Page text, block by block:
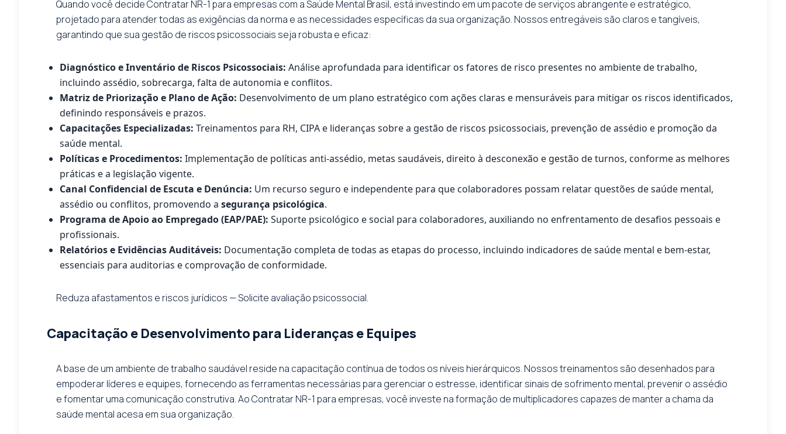
Quando você decide Contratar NR-1 para empresas com a Saúde Mental Brasil, está investindo em um pacote de serviços abrangente e estratégico,
projetado para atender todas as exigências da norma e as necessidades específicas da sua organização. Nossos entregáveis são claros e tangíveis,
garantindo que sua gestão de riscos psicossociais seja robusta e eficaz:
Diagnóstico e Inventário de Riscos Psicossociais: Análise aprofundada para identificar os fatores de risco presentes no ambiente de trabalho,
incluindo assédio, sobrecarga, falta de autonomia e conflitos.
Matriz de Priorização e Plano de Ação: Desenvolvimento de um plano estratégico com ações claras e mensuráveis para mitigar os riscos identificados,
definindo responsáveis e prazos.
Capacitações Especializadas: Treinamentos para RH, CIPA e lideranças sobre a gestão de riscos psicossociais, prevenção de assédio e promoção da
saúde mental.
Políticas e Procedimentos: Implementação de políticas anti-assédio, metas saudáveis, direito à desconexão e gestão de turnos, conforme as melhores
práticas e a legislação vigente.
Canal Confidencial de Escuta e Denúncia: Um recurso seguro e independente para que colaboradores possam relatar questões de saúde mental,
assédio ou conflitos, promovendo a segurança psicológica.
Programa de Apoio ao Empregado (EAP/PAE): Suporte psicológico e social para colaboradores, auxiliando no enfrentamento de desafios pessoais e
profissionais.
Relatórios e Evidências Auditáveis: Documentação completa de todas as etapas do processo, incluindo indicadores de saúde mental e bem-estar,
essenciais para auditorias e comprovação de conformidade.
Reduza afastamentos e riscos jurídicos — Solicite avaliação psicossocial.
Capacitação e Desenvolvimento para Lideranças e Equipes
A base de um ambiente de trabalho saudável reside na capacitação contínua de todos os níveis hierárquicos. Nossos treinamentos são desenhados para
empoderar líderes e equipes, fornecendo as ferramentas necessárias para gerenciar o estresse, identificar sinais de sofrimento mental, prevenir o assédio
e fomentar uma comunicação construtiva. Ao Contratar NR-1 para empresas, você investe na formação de multiplicadores capazes de manter a chama da
saúde mental acesa em sua organização.